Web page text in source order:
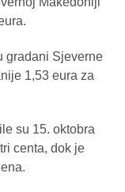
gradani Sjeverne
1,53 eura za
su 15. oktobra
centa, dok je